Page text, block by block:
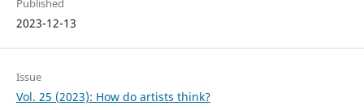
Published
2023-12-13
Issue
Vol. 25 (2023): How do artists think?